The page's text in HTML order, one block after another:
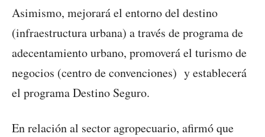
Asimismo, mejorará el entorno del destino
(infraestructura urbana) a través de programa de
adecentamiento urbano, promoverá el turismo de
negocios (centro de convenciones) y establecerá
el programa Destino Seguro.
En relación al sector agropecuario, afirmó que